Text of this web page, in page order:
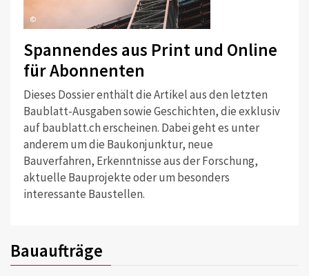
©
Spannendes aus Print und Online
für Abonnenten
Dieses Dossier enthält die Artikel aus den letzten
Baublatt-Ausgaben sowie Geschichten, die exklusiv
auf baublatt.ch erscheinen. Dabei geht es unter
anderem um die Baukonjunktur, neue
Bauverfahren, Erkenntnisse aus der Forschung,
aktuelle Bauprojekte oder um besonders
interessante Baustellen.
Bauaufträge